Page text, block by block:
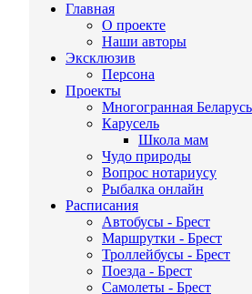
Главная
О проекте
Наши авторы
Эксклюзив
Персона
Проекты
Многогранная Беларусь
Карусель
Школа мам
Чудо природы
Вопрос нотариусу
Рыбалка онлайн
Расписания
Автобусы - Брест
Маршрутки - Брест
Троллейбусы - Брест
Поезда - Брест
Самолеты - Брест